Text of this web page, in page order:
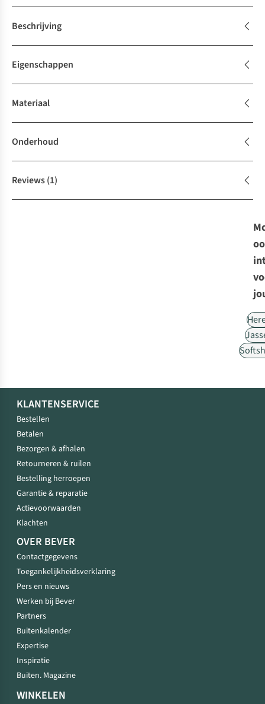
Beschrijving
Eigenschappen
Materiaal
Onderhoud
Reviews(1)
KLANTENSERVICE
Bestellen
Betalen
Bezorgen & afhalen
Retourneren & ruilen
Bestelling herroepen
Garantie & reparatie
Actievoorwaarden
Klachten
OVER BEVER
Contactgegevens
Toegankelijkheidsverklaring
Pers en nieuws
Werken bij Bever
Partners
Buitenkalender
Expertise
Inspiratie
Buiten. Magazine
WINKELEN